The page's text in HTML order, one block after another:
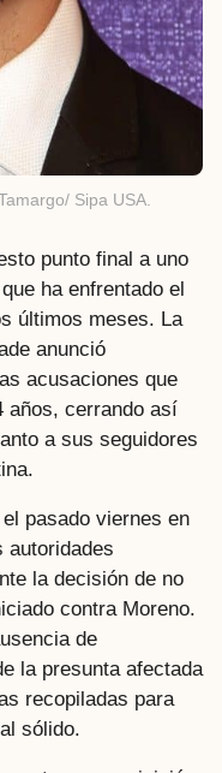
Sipa USA.
punto final a uno
ha enfrentado el
últimos meses. La
anunció
acusaciones que
años, cerrando así
a sus seguidores
pasado viernes en
autoridades
la decisión de no
contra Moreno.
de
la presunta afectada
recopiladas para
sólido.